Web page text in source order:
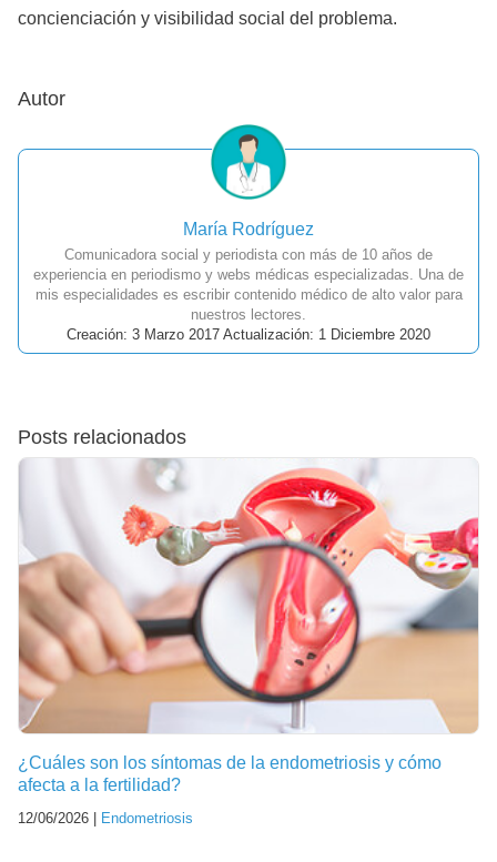
concienciación y visibilidad social del problema.
Autor
María Rodríguez
Comunicadora social y periodista con más de 10 años de
experiencia en periodismo y webs médicas especializadas. Una de
mis especialidades es escribir contenido médico de alto valor para
nuestros lectores.
Creación: 3 Marzo 2017 Actualización: 1 Diciembre 2020
Posts relacionados
¿Cuáles son los síntomas de la endometriosis y cómo
afecta a la fertilidad?
12/06/2026 | Endometriosis